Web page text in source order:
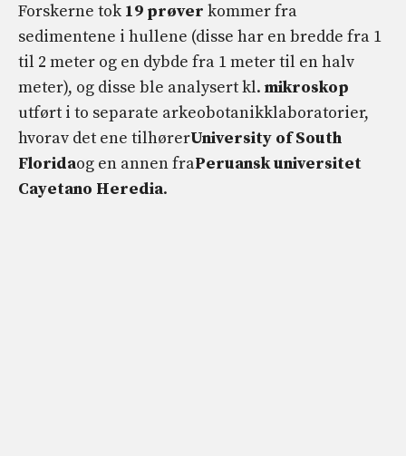
Forskerne tok 19 prøver kommer fra
sedimentene i hullene (disse har en bredde fra 1
til 2 meter og en dybde fra 1 meter til en halv
meter), og disse ble analysert kl. mikroskop
utført i to separate arkeobotanikklaboratorier,
hvorav det ene tilhørerUniversity of South
Floridaog en annen fraPeruansk universitet
Cayetano Heredia.